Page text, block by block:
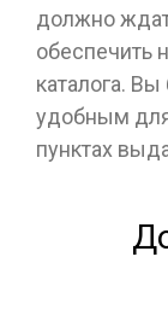
должно
обеспечить
каталога.
удобным
пунктах